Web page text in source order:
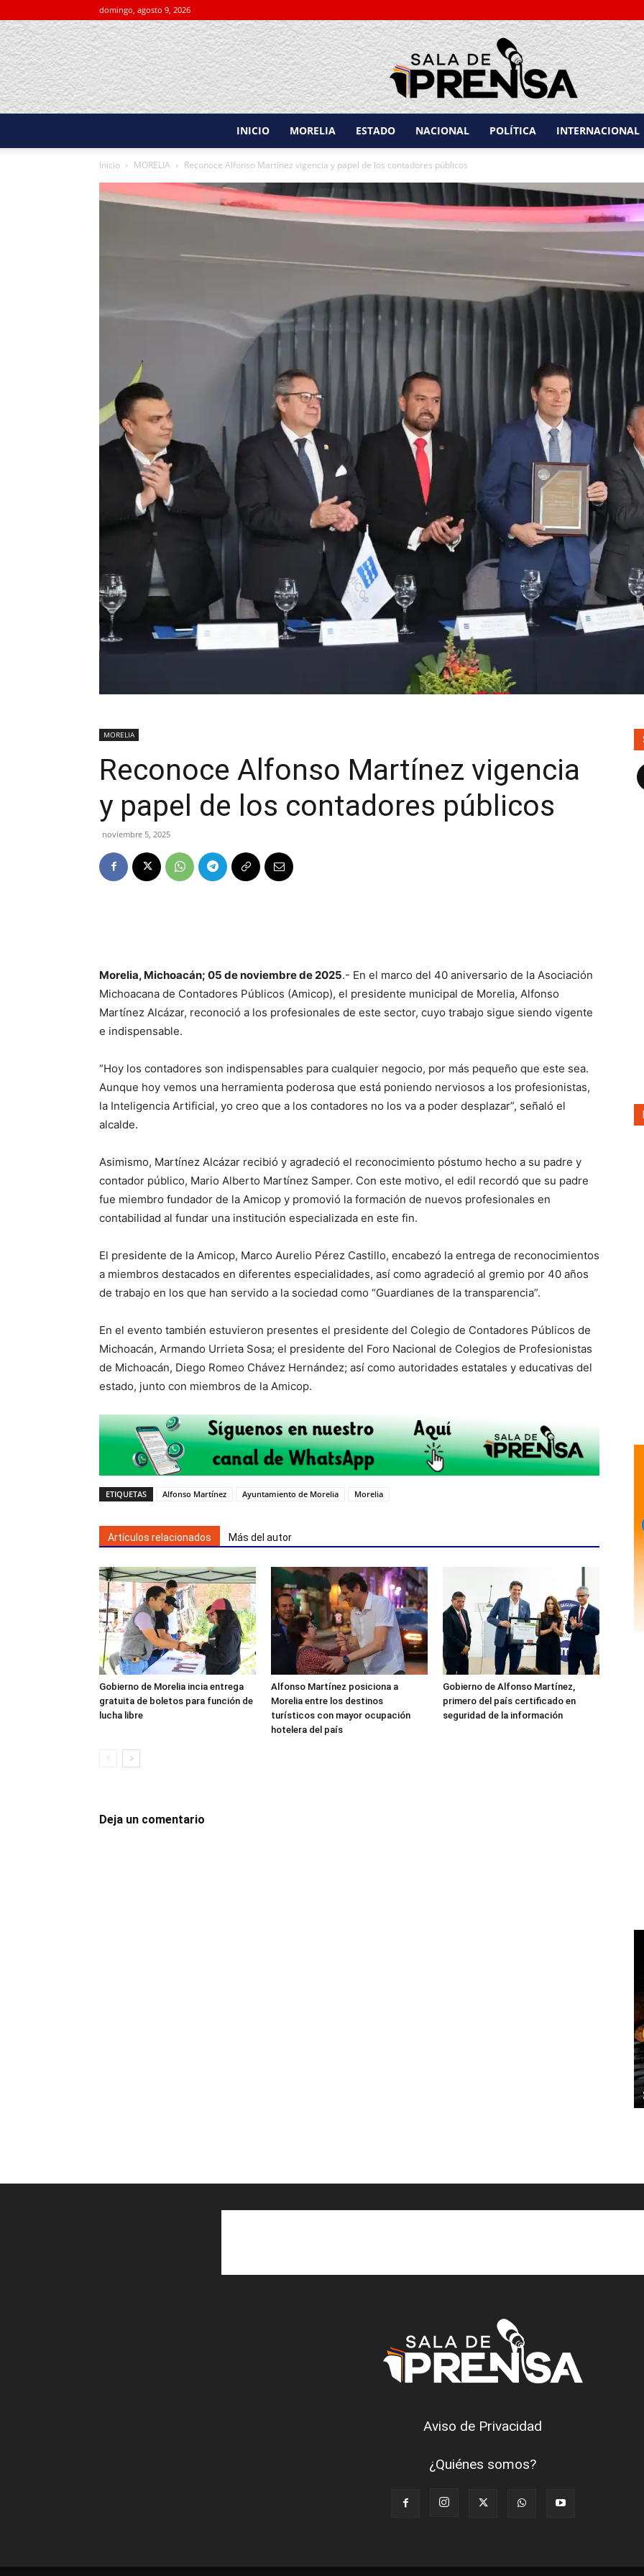
domingo, agosto 9, 2026
INICIO MORELIA ESTADO NACIONAL POLÍTICA INTERNACIONAL
Inicio MORELIA Reconoce Alfonso Martínez vigencia y papel de los contadores públicos
MORELIA
Reconoce Alfonso Martínez vigencia
y papel de los contadores públicos
noviembre 5, 2025
Morelia, Michoacán; 05 de noviembre de 2025.- En el marco del 40 aniversario de la Asociación
Michoacana de Contadores Públicos (Amicop), el presidente municipal de Morelia, Alfonso
Martínez Alcázar, reconoció a los profesionales de este sector, cuyo trabajo sigue siendo vigente
e indispensable.
“Hoy los contadores son indispensables para cualquier negocio, por más pequeño que este sea.
Aunque hoy vemos una herramienta poderosa que está poniendo nerviosos a los profesionistas,
la Inteligencia Artificial, yo creo que a los contadores no los va a poder desplazar”, señaló el
alcalde.
Asimismo, Martínez Alcázar recibió y agradeció el reconocimiento póstumo hecho a su padre y
contador público, Mario Alberto Martínez Samper. Con este motivo, el edil recordó que su padre
fue miembro fundador de la Amicop y promovió la formación de nuevos profesionales en
contabilidad al fundar una institución especializada en este fin.
El presidente de la Amicop, Marco Aurelio Pérez Castillo, encabezó la entrega de reconocimientos
a miembros destacados en diferentes especialidades, así como agradeció al gremio por 40 años
de trabajo en los que han servido a la sociedad como “Guardianes de la transparencia”.
En el evento también estuvieron presentes el presidente del Colegio de Contadores Públicos de
Michoacán, Armando Urrieta Sosa; el presidente del Foro Nacional de Colegios de Profesionistas
de Michoacán, Diego Romeo Chávez Hernández; así como autoridades estatales y educativas del
estado, junto con miembros de la Amicop.
ETIQUETAS Alfonso Martínez Ayuntamiento de Morelia Morelia
Artículos relacionados Más del autor
Gobierno de Morelia incia entrega
gratuita de boletos para función de
lucha libre
Alfonso Martínez posiciona a
Morelia entre los destinos
turísticos con mayor ocupación
hotelera del país
Gobierno de Alfonso Martínez,
primero del país certificado en
seguridad de la información
Deja un comentario
Aviso de Privacidad
¿Quiénes somos?